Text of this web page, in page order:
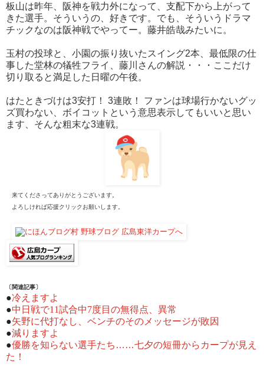
板山は昨年、阪神を戦力外になって、支配下から上がって
きた選手。そういうの、好きです。でも、そういうドラマ
チックなのは阪神戦でやってー。藤井皓哉みたいに。
玉村の投球と、小園の振り抜いたスイング2本、最低限の仕
事した堂林の犠牲フライ、藤川さんの解説・・・ここだけ
切り取ると満足した日曜の午後。
はたときづけは3安打！ 3連敗！ ファンは球場行かないグッ
ズ買わない、ボイコットという意思表示してもいいと思い
ます、そんな粗末な3連戦。
来てくださってありがとうございます。
よろしければ応援クリックお願いします。
〔関連記事〕
●冷えますよ
●中日戦で11試合中7度目の無得点、異常
●矢野に代打なし、ベンチのそのメッセージが敗因
●減りますよ
●優勝を知らない選手たち……七夕の短冊からカープが見え
た！